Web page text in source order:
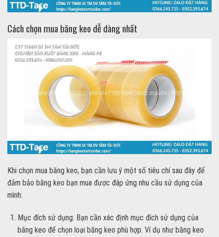
Cách chọn mua băng keo dễ dàng nhất
Khi chọn mua băng keo, bạn cần lưu ý một số tiêu chí sau đây để
đảm bảo băng keo bạn mua được đáp ứng nhu cầu sử dụng của
mình:
Mục đích sử dụng: Bạn cần xác định mục đích sử dụng của
băng keo để chọn loại băng keo phù hợp. Ví dụ như băng keo